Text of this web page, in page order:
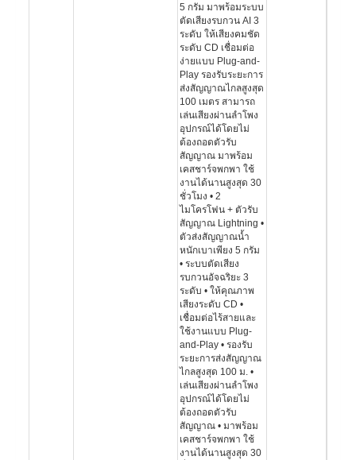
5 กรัม มาพร้อมระบบ
ตัดเสียงรบกวน AI 3
ระดับ ให้เสียงคมชัด
ระดับ CD เชื่อมต่อ
ง่ายแบบ Plug-and-
Play รองรับระยะการ
ส่งสัญญาณไกลสูงสุด
100 เมตร สามารถ
เล่นเสียงผ่านลำโพง
อุปกรณ์ได้โดยไม่
ต้องถอดตัวรับ
สัญญาณ มาพร้อม
เคสชาร์จพกพา ใช้
งานได้นานสูงสุด 30
ชั่วโมง • 2
ไมโครโฟน + ตัวรับ
สัญญาณ Lightning •
ตัวส่งสัญญาณน้ำ
หนักเบาเพียง 5 กรัม
• ระบบตัดเสียง
รบกวนอัจฉริยะ 3
ระดับ • ให้คุณภาพ
เสียงระดับ CD •
เชื่อมต่อไร้สายและ
ใช้งานแบบ Plug-
and-Play • รองรับ
ระยะการส่งสัญญาณ
ไกลสูงสุด 100 ม. •
เล่นเสียงผ่านลำโพง
อุปกรณ์ได้โดยไม่
ต้องถอดตัวรับ
สัญญาณ • มาพร้อม
เคสชาร์จพกพา ใช้
งานได้นานสูงสุด 30